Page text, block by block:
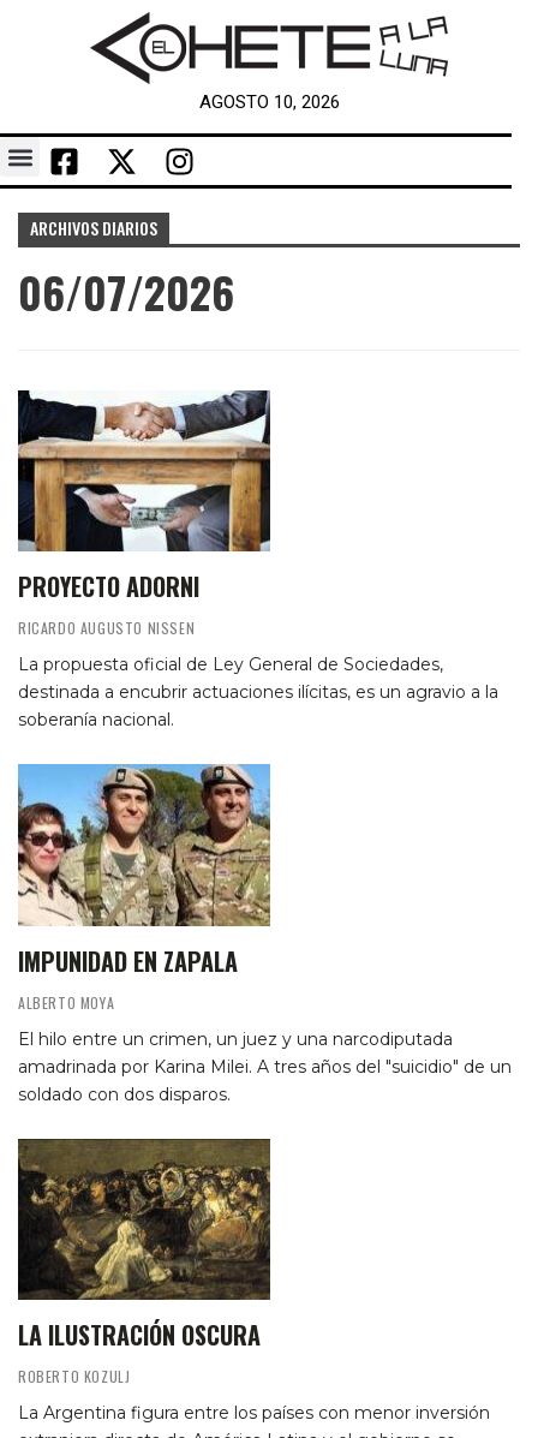
AGOSTO 10, 2026
ARCHIVOS DIARIOS
06/07/2026
PROYECTO ADORNI
RICARDO AUGUSTO NISSEN
La propuesta oficial de Ley General de Sociedades,
destinada a encubrir actuaciones ilícitas, es un agravio a la
soberanía nacional.
IMPUNIDAD EN ZAPALA
ALBERTO MOYA
El hilo entre un crimen, un juez y una narcodiputada
amadrinada por Karina Milei. A tres años del "suicidio" de un
soldado con dos disparos.
LA ILUSTRACIÓN OSCURA
ROBERTO KOZULJ
La Argentina figura entre los países con menor inversión